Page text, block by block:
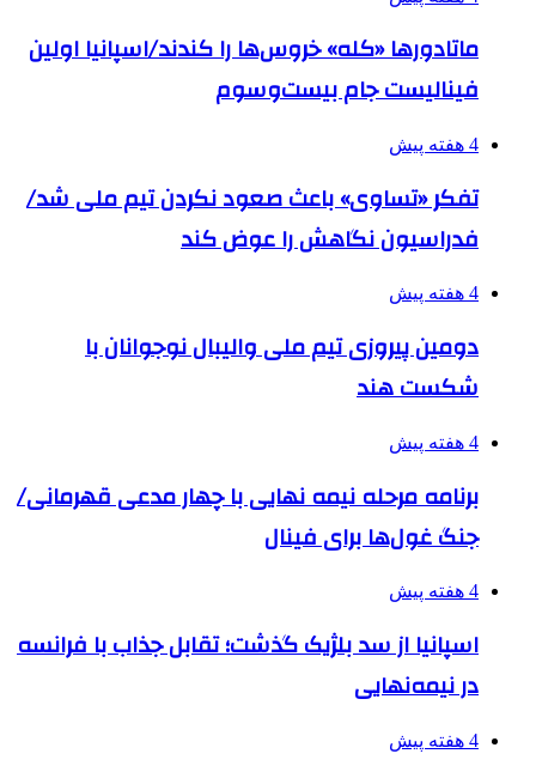
ماتادورها «کله» خروس‌ها را کندند/اسپانیا اولین
فینالیست جام بیست‌وسوم
4 هفته پیش
تفکر «تساوی» باعث صعود نکردن تیم ملی شد/
فدراسیون نگاهش را عوض کند
4 هفته پیش
دومین پیروزی تیم ملی والیبال نوجوانان با
شکست هند
4 هفته پیش
برنامه مرحله نیمه نهایی با چهار مدعی قهرمانی/
جنگ غول‌ها برای فینال
4 هفته پیش
اسپانیا از سد بلژیک گذشت؛ تقابل جذاب با فرانسه
در نیمه‌نهایی
4 هفته پیش